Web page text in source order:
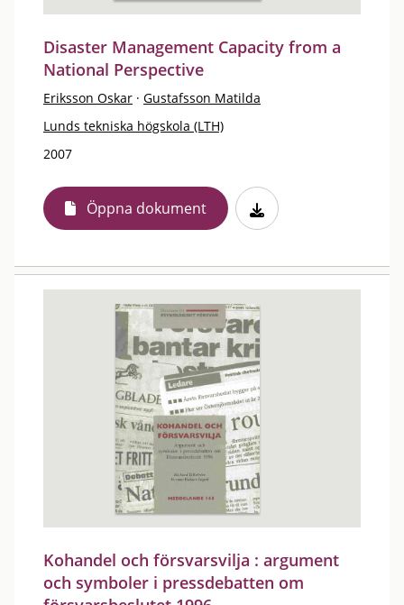
Disaster Management Capacity from a
National Perspective
Eriksson Oskar · Gustafsson Matilda
Lunds tekniska högskola (LTH)
2007
Öppna dokument
Kohandel och försvarsvilja : argument
och symboler i pressdebatten om